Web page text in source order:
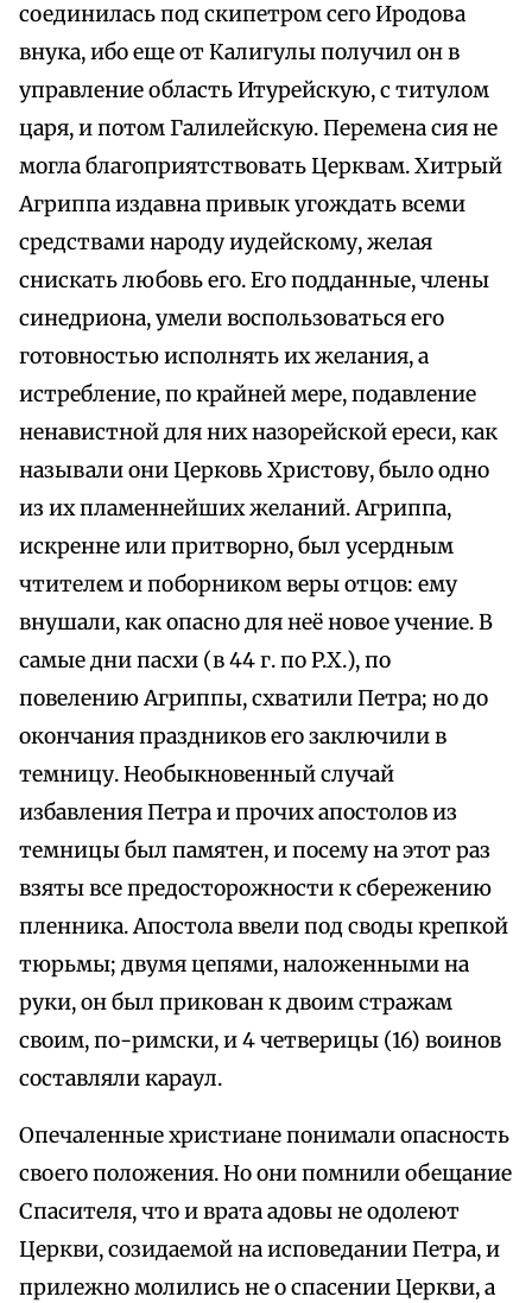
соединилась под скипетром сего Иродова
внука, ибо еще от Калигулы получил он в
управление область Итурейскую, с титулом
царя, и потом Галилейскую. Перемена сия не
могла благоприятствовать Церквам. Хитрый
Агриппа издавна привык угождать всеми
средствами народу иудейскому, желая
снискать любовь его. Его подданные, члены
синедриона, умели воспользоваться его
готовностью исполнять их желания, а
истребление, по крайней мере, подавление
ненавистной для них назорейской ереси, как
называли они Церковь Христову, было одно
из их пламеннейших желаний. Агриппа,
искренне или притворно, был усердным
чтителем и поборником веры отцов: ему
внушали, как опасно для неё новое учение. В
самые дни пасхи (в 44 г. по P.X.), по
повелению Агриппы, схватили Петра; но до
окончания праздников его заключили в
темницу. Необыкновенный случай
избавления Петра и прочих апостолов из
темницы был памятен, и посему на этот раз
взяты все предосторожности к сбережению
пленника. Апостола ввели под своды крепкой
тюрьмы; двумя цепями, наложенными на
руки, он был прикован к двоим стражам
своим, по-римски, и 4 четверицы (16) воинов
составляли караул.
Опечаленные христиане понимали опасность
своего положения. Но они помнили обещание
Спасителя, что и врата адовы не одолеют
Церкви, созидаемой на исповедании Петра, и
прилежно молились не о спасении Церкви, а